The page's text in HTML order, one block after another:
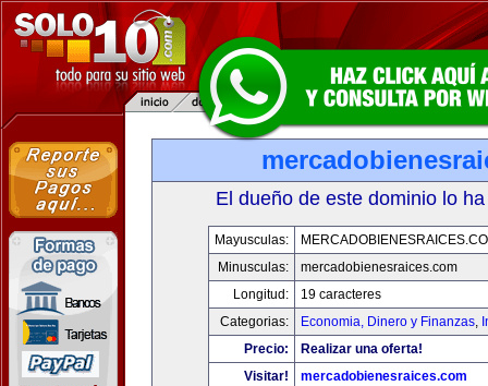
El dueño de este dominio lo
Mayusculas:
Minusculas:
mercadobienesraices.com
Longitud:
19 caracteres
Categorias:
Economia, Dinero y Finanzas,
Precio:
Realizar una oferta!
Visitar!
mercadobienesraices.com